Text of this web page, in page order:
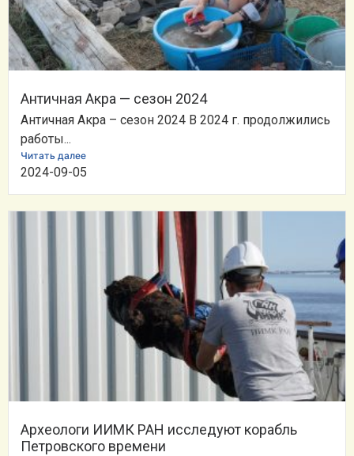
Античная Акра — сезон 2024
Античная Акра – сезон 2024 В 2024 г. продолжились
работы...
Читать далее
2024-09-05
Археологи ИИМК РАН исследуют корабль
Петровского времени